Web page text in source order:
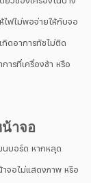
ไฟไม่พอจ่ายให้กับจอ
ดอาการทัชไม่ติด
ารที่เครื่องช้า หรือ
าจอ
นบอร์ด หากหลุด
จอไม่แสดงภาพ หรือ